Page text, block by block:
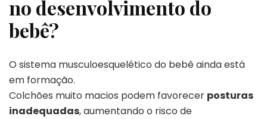
no desenvolvimento do
bebê?
O sistema musculoesquelético do bebê ainda está
em formação.
Colchões muito macios podem favorecer posturas
inadequadas, aumentando o risco de